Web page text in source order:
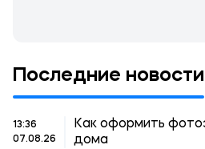
Последние новости
13:36
07.08.26
Как оформить
дома